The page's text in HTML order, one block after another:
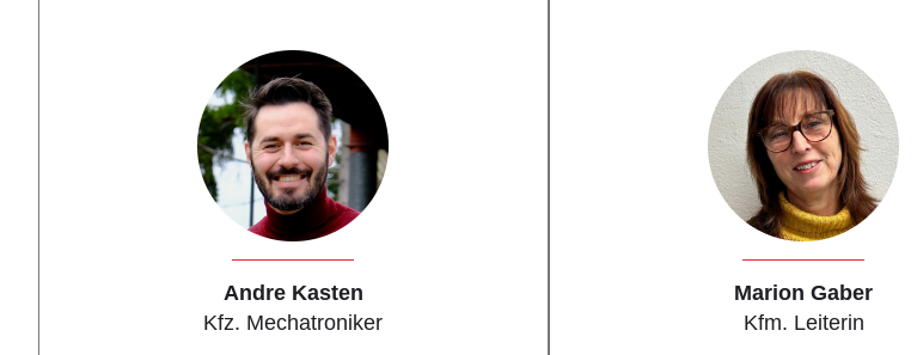
Andre Kasten
Kfz. Mechatroniker
Marion Gaber
Kfm. Leiterin